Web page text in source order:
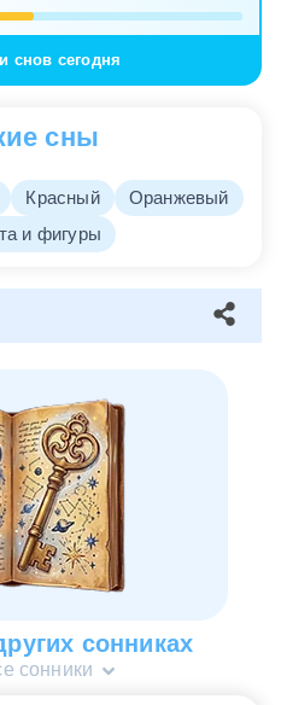
снов сегодня
сны
Красный
Оранжевый
и фигуры
сонниках
сонники